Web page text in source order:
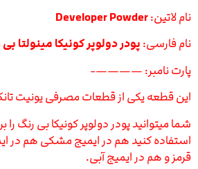
نام لاتین:
نام فارسی: پودر دولوپر کونیکا مینولتا
پارت نامبر: ————-
این قطعه یکی از قطعات مصرفی یونیت
شما میتوانید پودر دولوپر کونیکا بی رنگ را
استفاده کنید هم در ایمیج مشکی هم در
قرمز و هم در ایمیج آبی.